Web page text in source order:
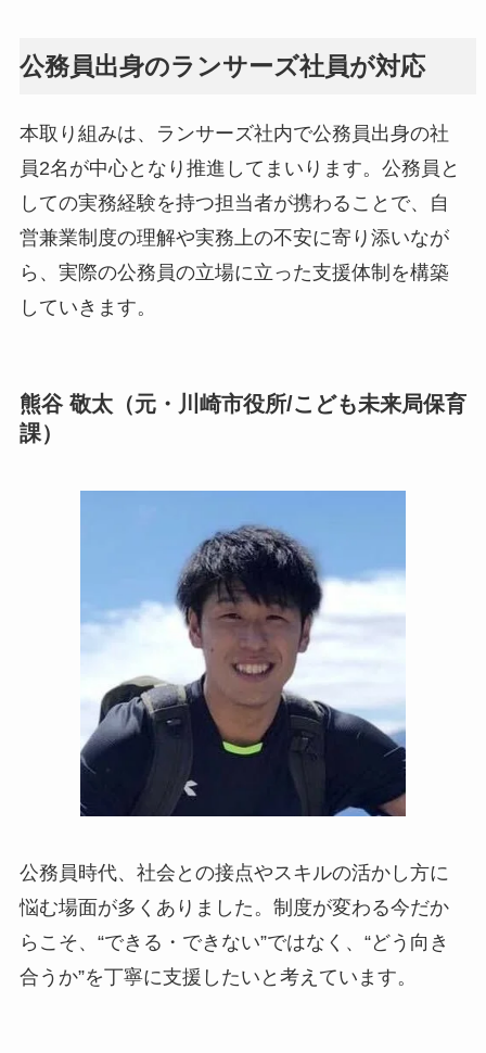
公務員出身のランサーズ社員が対応
本取り組みは、ランサーズ社内で公務員出身の社
員2名が中心となり推進してまいります。公務員と
しての実務経験を持つ担当者が携わることで、自
営兼業制度の理解や実務上の不安に寄り添いなが
ら、実際の公務員の立場に立った支援体制を構築
していきます。
熊谷 敬太（元・川崎市役所/こども未来局保育
課）
公務員時代、社会との接点やスキルの活かし方に
悩む場面が多くありました。制度が変わる今だか
らこそ、“できる・できない”ではなく、“どう向き
合うか”を丁寧に支援したいと考えています。